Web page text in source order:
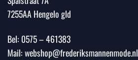
7255AA Hengelo gld
Bel: 0575 – 461383
Mail:webshop@frederiksmannenmode.nl